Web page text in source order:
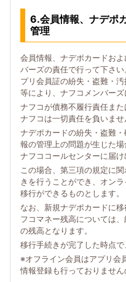
6.会員情報、ナデポ
管理
会員情報、ナデポカードお
バーズの責任で行って下さ
プリ会員証の紛失・盗難・
等により、ナフコメンバーズ
ナフコが債務不履行責任また
ナフコは一切責任を負いませ
ナデポカードの紛失・盗難
報の管理上の問題が生じた
ナフココールセンターに届け
この場合、第三項の規定に
きを行うことができ、オン
移行ができるものとします。
なお、新規ナデポカードに
フコマネー残高については
の残高となります。
移行手続きが完了した時点で
※オフライン会員はアプリ会
情報登録も行っておりません